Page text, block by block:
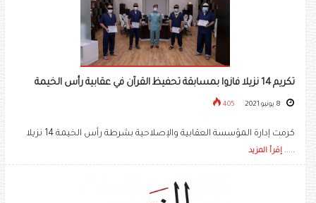
تكريم 14 نزيلا فازوا بمسابقة تحفيظ القرآن في عقابية رأس الخيمة
405
كرمت إدارة المؤسسة العقابية والإصلاحية بشرطة رأس الخيمة 14 نزيلا
..... إقرأ المزيد